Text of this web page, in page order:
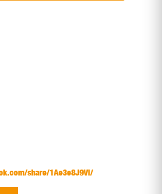
share/1Ae3e8J9Vi/